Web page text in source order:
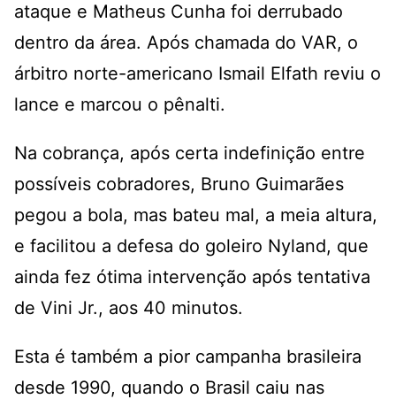
ataque e Matheus Cunha foi derrubado
dentro da área. Após chamada do VAR, o
árbitro norte-americano Ismail Elfath reviu o
lance e marcou o pênalti.
Na cobrança, após certa indefinição entre
possíveis cobradores, Bruno Guimarães
pegou a bola, mas bateu mal, a meia altura,
e facilitou a defesa do goleiro Nyland, que
ainda fez ótima intervenção após tentativa
de Vini Jr., aos 40 minutos.
Esta é também a pior campanha brasileira
desde 1990, quando o Brasil caiu nas